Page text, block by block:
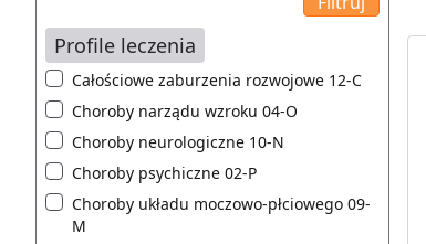
Profile leczenia
Całościowe zaburzenia rozwojowe 12-C
Choroby narządu wzroku 04-O
Choroby neurologiczne 10-N
Choroby psychiczne 02-P
Choroby układu moczowo-płciowego 09-
M